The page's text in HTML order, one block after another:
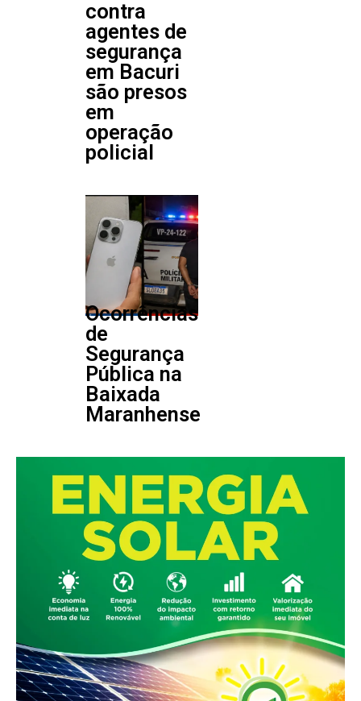
contra
agentes de
segurança
em Bacuri
são presos
em
operação
policial
Ocorrências
de
Segurança
Pública na
Baixada
Maranhense